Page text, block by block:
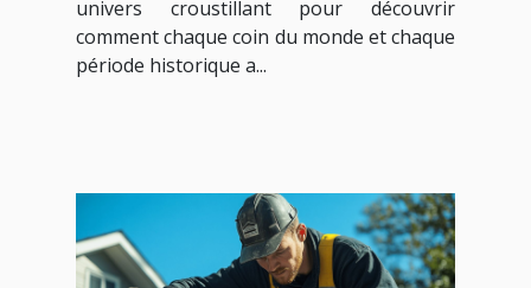
univers croustillant pour découvrir
comment chaque coin du monde et chaque
période historique a...